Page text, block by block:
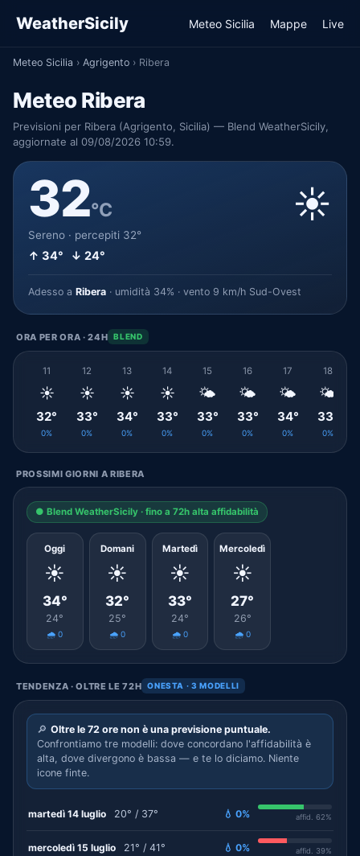
WeatherSicily Meteo Sicilia Mappe Live
Meteo Sicilia › Agrigento › Ribera
Meteo Ribera
Previsioni per Ribera (Agrigento, Sicilia) — Blend WeatherSicily,
aggiornate al 09/08/2026 10:59.
32°C
Sereno · percepiti 32°
↑ 34° ↓ 24°
☀️
Adesso a Ribera · umidità 34% · vento 9 km/h Sud-Ovest
ORA PER ORA · 24H BLEND
11
☀️
32°
0%
12
☀️
33°
0%
13
☀️
34°
0%
14
☀️
33°
0%
15
🌤️
33°
0%
16
🌤️
33°
0%
17
🌤️
34°
0%
18
🌤️
33°
0%
PROSSIMI GIORNI A RIBERA
● Blend WeatherSicily · fino a 72h alta affidabilità
Oggi
☀️
34°
24°
🌧️ 0
Domani
☀️
32°
25°
🌧️ 0
Martedì
☀️
33°
24°
🌧️ 0
Mercoledì
☀️
27°
26°
🌧️ 0
TENDENZA · OLTRE LE 72H ONESTA · 3 MODELLI
🔎 Oltre le 72 ore non è una previsione puntuale.
Confrontiamo tre modelli: dove concordano l'affidabilità è
alta, dove divergono è bassa — e te lo diciamo. Niente
icone finte.
martedì 14 luglio 20° / 37° 💧 0% affid. 62%
mercoledì 15 luglio 21° / 41° 💧 0% affid. 39%